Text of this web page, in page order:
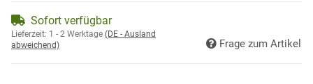
Sofort verfügbar
Lieferzeit: 1 - 2 Werktage (DE - Ausland
abweichend)
Frage zum Artikel